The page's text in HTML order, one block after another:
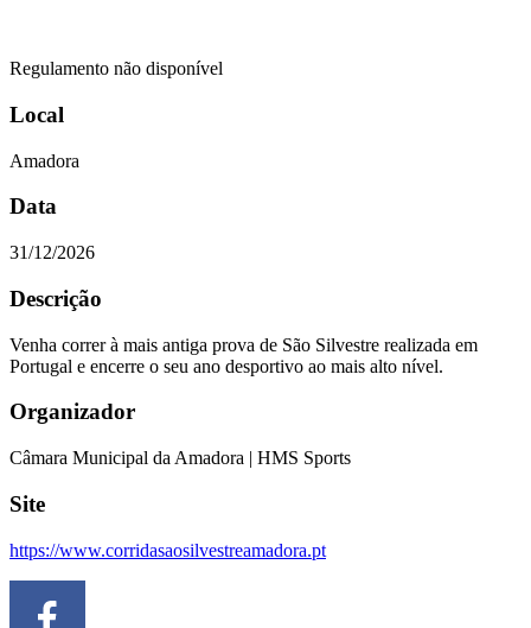
Regulamento não disponível
Local
Amadora
Data
31/12/2026
Descrição
Venha correr à mais antiga prova de São Silvestre realizada em
Portugal e encerre o seu ano desportivo ao mais alto nível.
Organizador
Câmara Municipal da Amadora | HMS Sports
Site
https://www.corridasaosilvestreamadora.pt